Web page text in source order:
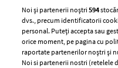
Noi și partenerii noștri594
dvs., precum identificatorii
personal. Puteți accepta sau
orice moment, pe pagina cu
raportate partenerilor noștri și
Noi si partenerii nostri (retelele